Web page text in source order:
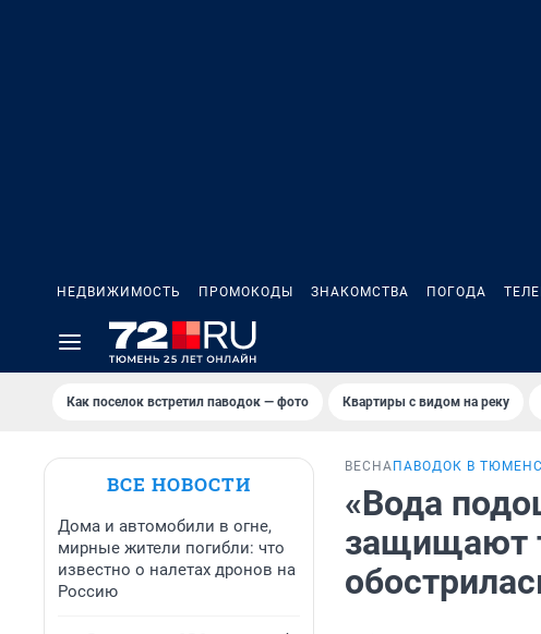
НЕДВИЖИМОСТЬ ПРОМОКОДЫ ЗНАКОМСТВА ПОГОДА
Как поселок встретил паводок — фото Квартиры с видом на реку
ВСЕ НОВОСТИ
Дома и автомобили в огне,
мирные жители погибли: что
известно о налетах дронов на
Россию
ВЕСНА ПАВОДОК В
«Вода
защищают